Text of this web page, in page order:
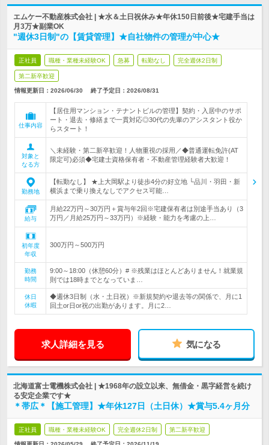
エムケー不動産株式会社 | ★水＆土日祝休み★年休150日前後★宅建手当は
月3万★副業OK
"週休3日制"の【賃貸管理】★自社物件の管理が中心★
正社員 職種・業種未経験OK 急募 転勤なし 完全週休2日制
第二新卒歓迎
情報更新日：2026/06/30 終了予定日： 2026/08/31
仕事内容
【居住用マンション・テナントビルの管理】契約・入居中のサポ
ート・退去・修繕まで一貫対応◎30代の先輩のアシスタント役か
らスタート！
対象と
なる方
＼未経験・第二新卒歓迎！人物重視の採用／◆普通運転免許(AT
限定可)必須◆宅建士資格保有者・不動産管理経験者大歓迎！
勤務地
【転勤なし】 ★上大岡駅より徒歩4分の好立地 └品川・羽田・新
横浜まで乗り換えなしでアクセス可能…
給与
月給22万円～30万円＋賞与年2回※宅建保有者は別途手当あり（3
万円／月給25万円～33万円）※経験・能力を考慮の上…
初年度
年収
300万円～500万円
勤務
時間
9:00～18:00（休憩60分）# ※残業はほとんどありません！就業規
則では18時までとなっていま…
休日
休暇
◆週休3日制（水・土日祝）※新規契約や退去等の関係で、月に1
回土or日or祝の出勤があります。月に2…
求人詳細を見る 気になる
北海道富士電機株式会社 | ★1968年の設立以来、無借金・黒字経営を続け
る安定企業です★
＊帯広＊【施工管理】★年休127日（土日休）★賞与5.4ヶ月分
正社員 職種・業種未経験OK 完全週休2日制 第二新卒歓迎